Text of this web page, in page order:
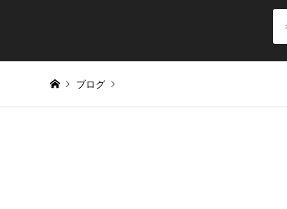
ブログ